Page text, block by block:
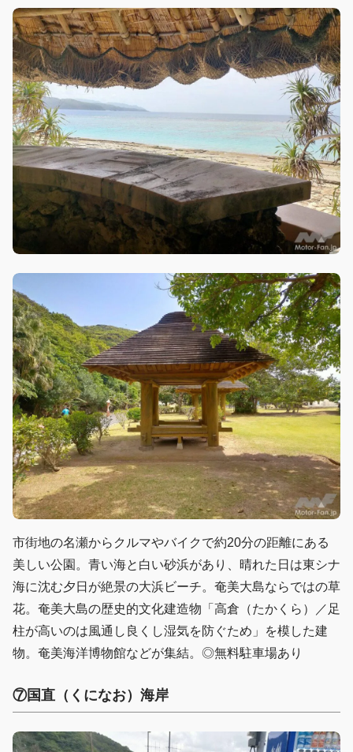
市街地の名瀬からクルマやバイクで約20分の距離にある
美しい公園。青い海と白い砂浜があり、晴れた日は東シナ
海に沈む夕日が絶景の大浜ビーチ。奄美大島ならではの草
花。奄美大島の歴史的文化建造物「高倉（たかくら）／足
柱が高いのは風通し良くし湿気を防ぐため」を模した建
物。奄美海洋博物館などが集結。◎無料駐車場あり
⑦国直（くになお）海岸